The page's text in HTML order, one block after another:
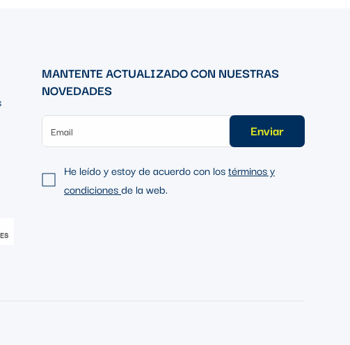
MANTENTE ACTUALIZADO CON NUESTRAS
NOVEDADES
Enviar
He leído y estoy de acuerdo con lostérminos y
condicionesde la web.